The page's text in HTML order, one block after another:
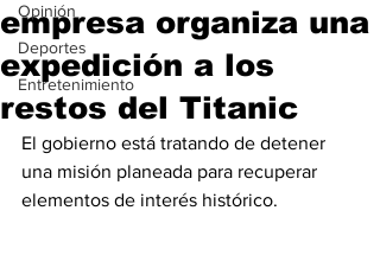
Opinión
Deportes
Entretenimiento
empresa organiza una
expedición a los
restos del Titanic
El gobierno está tratando de detener
una misión planeada para recuperar
elementos de interés histórico.